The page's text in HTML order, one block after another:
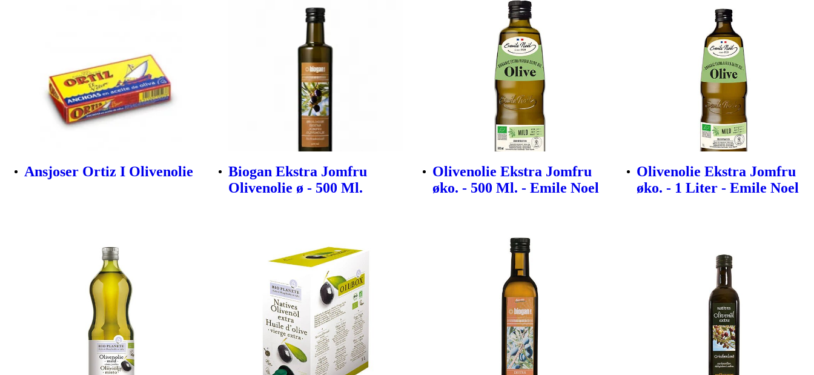
Ansjoser Ortiz I Olivenolie
Biogan Ekstra Jomfru
Olivenolie ø - 500 Ml.
Olivenolie Ekstra Jomfru
øko. - 500 Ml. - Emile Noel
Olivenolie Ekstra Jomfru
øko. - 1 Liter - Emile Noel